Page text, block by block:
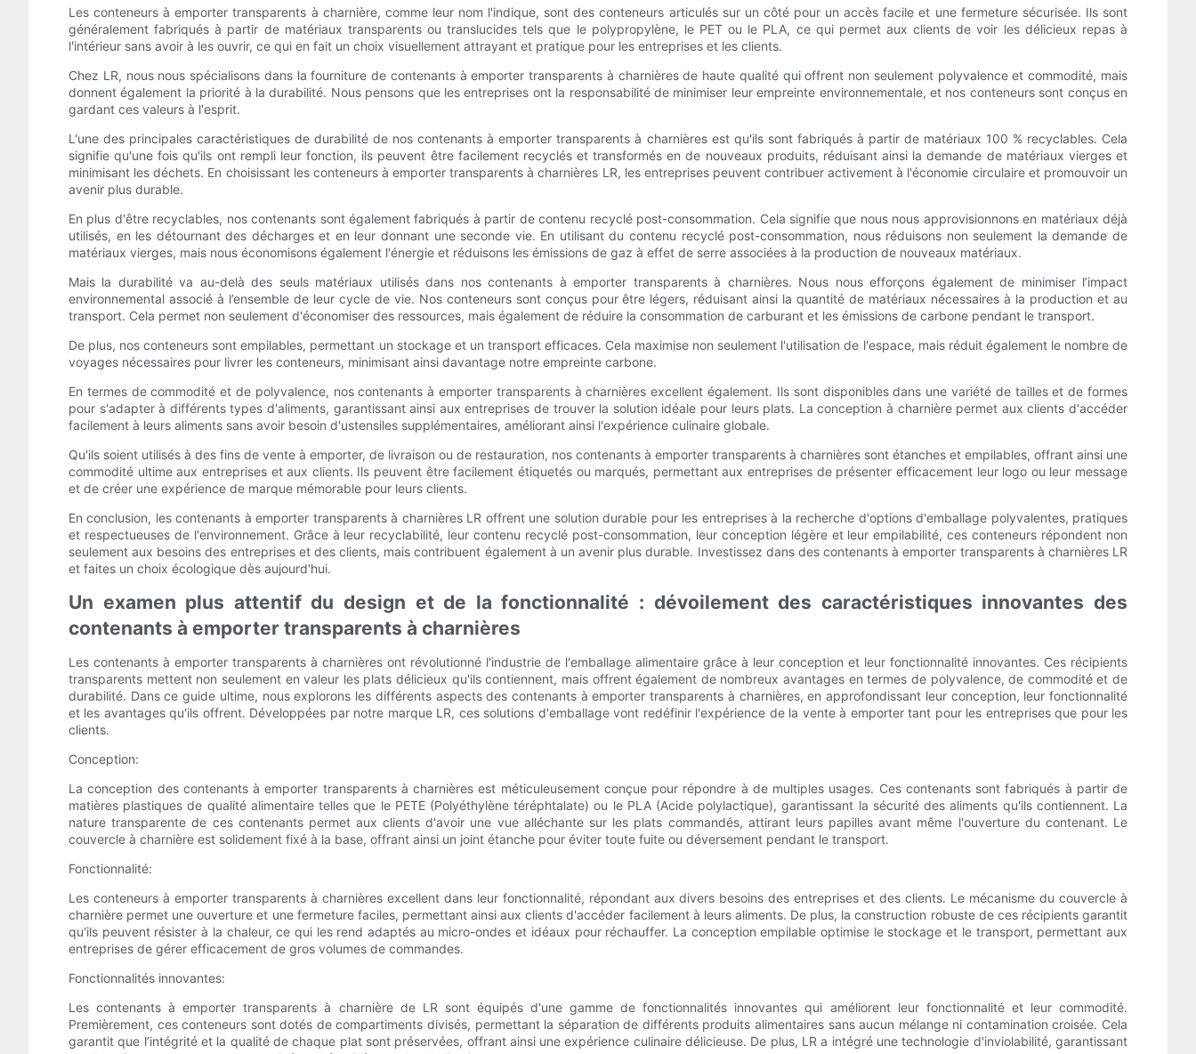
Les conteneurs à emporter transparents à charnière, comme leur nom l'indique, sont des conteneurs articulés sur un côté pour un accès facile et une fermeture sécurisée. Ils sont
généralement fabriqués à partir de matériaux transparents ou translucides tels que le polypropylène, le PET ou le PLA, ce qui permet aux clients de voir les délicieux repas à
l'intérieur sans avoir à les ouvrir, ce qui en fait un choix visuellement attrayant et pratique pour les entreprises et les clients.
Chez LR, nous nous spécialisons dans la fourniture de contenants à emporter transparents à charnières de haute qualité qui offrent non seulement polyvalence et commodité, mais
donnent également la priorité à la durabilité. Nous pensons que les entreprises ont la responsabilité de minimiser leur empreinte environnementale, et nos conteneurs sont conçus en
gardant ces valeurs à l'esprit.
L'une des principales caractéristiques de durabilité de nos contenants à emporter transparents à charnières est qu'ils sont fabriqués à partir de matériaux 100 % recyclables. Cela
signifie qu'une fois qu'ils ont rempli leur fonction, ils peuvent être facilement recyclés et transformés en de nouveaux produits, réduisant ainsi la demande de matériaux vierges et
minimisant les déchets. En choisissant les conteneurs à emporter transparents à charnières LR, les entreprises peuvent contribuer activement à l'économie circulaire et promouvoir un
avenir plus durable.
En plus d'être recyclables, nos contenants sont également fabriqués à partir de contenu recyclé post-consommation. Cela signifie que nous nous approvisionnons en matériaux déjà
utilisés, en les détournant des décharges et en leur donnant une seconde vie. En utilisant du contenu recyclé post-consommation, nous réduisons non seulement la demande de
matériaux vierges, mais nous économisons également l'énergie et réduisons les émissions de gaz à effet de serre associées à la production de nouveaux matériaux.
Mais la durabilité va au-delà des seuls matériaux utilisés dans nos contenants à emporter transparents à charnières. Nous nous efforçons également de minimiser l’impact
environnemental associé à l’ensemble de leur cycle de vie. Nos conteneurs sont conçus pour être légers, réduisant ainsi la quantité de matériaux nécessaires à la production et au
transport. Cela permet non seulement d'économiser des ressources, mais également de réduire la consommation de carburant et les émissions de carbone pendant le transport.
De plus, nos conteneurs sont empilables, permettant un stockage et un transport efficaces. Cela maximise non seulement l'utilisation de l'espace, mais réduit également le nombre de
voyages nécessaires pour livrer les conteneurs, minimisant ainsi davantage notre empreinte carbone.
En termes de commodité et de polyvalence, nos contenants à emporter transparents à charnières excellent également. Ils sont disponibles dans une variété de tailles et de formes
pour s'adapter à différents types d'aliments, garantissant ainsi aux entreprises de trouver la solution idéale pour leurs plats. La conception à charnière permet aux clients d'accéder
facilement à leurs aliments sans avoir besoin d'ustensiles supplémentaires, améliorant ainsi l'expérience culinaire globale.
Qu'ils soient utilisés à des fins de vente à emporter, de livraison ou de restauration, nos contenants à emporter transparents à charnières sont étanches et empilables, offrant ainsi une
commodité ultime aux entreprises et aux clients. Ils peuvent être facilement étiquetés ou marqués, permettant aux entreprises de présenter efficacement leur logo ou leur message
et de créer une expérience de marque mémorable pour leurs clients.
En conclusion, les contenants à emporter transparents à charnières LR offrent une solution durable pour les entreprises à la recherche d'options d'emballage polyvalentes, pratiques
et respectueuses de l'environnement. Grâce à leur recyclabilité, leur contenu recyclé post-consommation, leur conception légère et leur empilabilité, ces conteneurs répondent non
seulement aux besoins des entreprises et des clients, mais contribuent également à un avenir plus durable. Investissez dans des contenants à emporter transparents à charnières LR
et faites un choix écologique dès aujourd'hui.
Un examen plus attentif du design et de la fonctionnalité : dévoilement des caractéristiques innovantes des
contenants à emporter transparents à charnières
Les contenants à emporter transparents à charnières ont révolutionné l'industrie de l'emballage alimentaire grâce à leur conception et leur fonctionnalité innovantes. Ces récipients
transparents mettent non seulement en valeur les plats délicieux qu'ils contiennent, mais offrent également de nombreux avantages en termes de polyvalence, de commodité et de
durabilité. Dans ce guide ultime, nous explorons les différents aspects des contenants à emporter transparents à charnières, en approfondissant leur conception, leur fonctionnalité
et les avantages qu'ils offrent. Développées par notre marque LR, ces solutions d'emballage vont redéfinir l'expérience de la vente à emporter tant pour les entreprises que pour les
clients.
Conception:
La conception des contenants à emporter transparents à charnières est méticuleusement conçue pour répondre à de multiples usages. Ces contenants sont fabriqués à partir de
matières plastiques de qualité alimentaire telles que le PETE (Polyéthylène téréphtalate) ou le PLA (Acide polylactique), garantissant la sécurité des aliments qu'ils contiennent. La
nature transparente de ces contenants permet aux clients d'avoir une vue alléchante sur les plats commandés, attirant leurs papilles avant même l'ouverture du contenant. Le
couvercle à charnière est solidement fixé à la base, offrant ainsi un joint étanche pour éviter toute fuite ou déversement pendant le transport.
Fonctionnalité:
Les conteneurs à emporter transparents à charnières excellent dans leur fonctionnalité, répondant aux divers besoins des entreprises et des clients. Le mécanisme du couvercle à
charnière permet une ouverture et une fermeture faciles, permettant ainsi aux clients d'accéder facilement à leurs aliments. De plus, la construction robuste de ces récipients garantit
qu'ils peuvent résister à la chaleur, ce qui les rend adaptés au micro-ondes et idéaux pour réchauffer. La conception empilable optimise le stockage et le transport, permettant aux
entreprises de gérer efficacement de gros volumes de commandes.
Fonctionnalités innovantes:
Les contenants à emporter transparents à charnière de LR sont équipés d'une gamme de fonctionnalités innovantes qui améliorent leur fonctionnalité et leur commodité.
Premièrement, ces conteneurs sont dotés de compartiments divisés, permettant la séparation de différents produits alimentaires sans aucun mélange ni contamination croisée. Cela
garantit que l’intégrité et la qualité de chaque plat sont préservées, offrant ainsi une expérience culinaire délicieuse. De plus, LR a intégré une technologie d'inviolabilité, garantissant